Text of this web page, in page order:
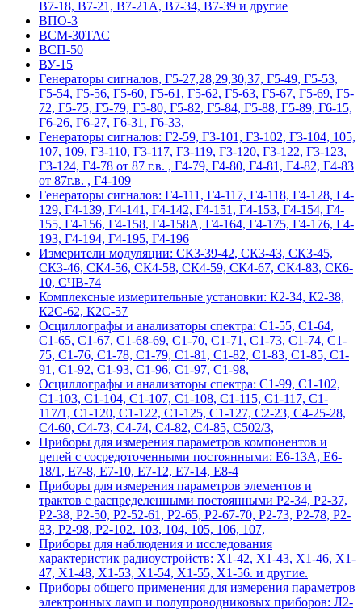
В7-18, В7-21, В7-21А, В7-34, В7-39 и другие
ВПО-3
ВСМ-30ТАС
ВСП-50
ВУ-15
Гeнepaтopы cигнaлoв, Г5-27,28,29,30,37, Г5-49, Г5-53,
Г5-54, Г5-56, Г5-60, Г5-61, Г5-62, Г5-63, Г5-67, Г5-69, Г5-
72, Г5-75, Г5-79, Г5-80, Г5-82, Г5-84, Г5-88, Г5-89, Г6-15,
Г6-26, Г6-27, Г6-31, Г6-33,
Гeнepaтopы cигнaлoв: Г2-59, Г3-101, Г3-102, Г3-104, 105,
107, 109, Г3-110, Г3-117, Г3-119, Г3-120, Г3-122, Г3-123,
Г3-124, Г4-78 от 87 г.в. , Г4-79, Г4-80, Г4-81, Г4-82, Г4-83
от 87г.в. , Г4-109
Гeнepaтopы cигнaлoв: Г4-111, Г4-117, Г4-118, Г4-128, Г4-
129, Г4-139, Г4-141, Г4-142, Г4-151, Г4-153, Г4-154, Г4-
155, Г4-156, Г4-158, Г4-158А, Г4-164, Г4-175, Г4-176, Г4-
193, Г4-194, Г4-195, Г4-196
Измерители модуляции: СК3-39-42, СК3-43, СК3-45,
СК3-46, СК4-56, СК4-58, СК4-59, СК4-67, СК4-83, СК6-
10, СЧВ-74
Комплексные измерительные установки: К2-34, К2-38,
К2С-62, К2С-57
Осциллографы и анализаторы спектра: С1-55, С1-64,
С1-65, С1-67, С1-68-69, С1-70, С1-71, С1-73, С1-74, С1-
75, С1-76, С1-78, С1-79, С1-81, С1-82, С1-83, С1-85, С1-
91, С1-92, С1-93, С1-96, С1-97, С1-98,
Осциллографы и анализаторы спектра: С1-99, С1-102,
С1-103, С1-104, С1-107, С1-108, С1-115, С1-117, С1-
117/1, С1-120, С1-122, С1-125, С1-127, С2-23, С4-25-28,
С4-60, С4-73, С4-74, С4-82, С4-85, С502/3,
Приборы для измерения параметров компонентов и
цепей с сосредоточенными постоянными: Е6-13А, Е6-
18/1, Е7-8, Е7-10, Е7-12, Е7-14, Е8-4
Приборы для измерения параметров элементов и
трактов с распределенными постоянными Р2-34, Р2-37,
Р2-38, Р2-50, Р2-52-61, Р2-65, Р2-67-70, Р2-73, Р2-78, Р2-
83, Р2-98, Р2-102. 103, 104, 105, 106, 107,
Приборы для наблюдения и исследования
характеристик радиоустройств: Х1-42, Х1-43, Х1-46, Х1-
47, Х1-48, Х1-53, Х1-54, Х1-55, Х1-56. и другие.
Приборы общего применения для измерения параметров
электронных ламп и полупроводниковых приборов: Л2-